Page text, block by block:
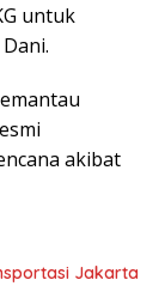
untuk
akibat
Jakarta